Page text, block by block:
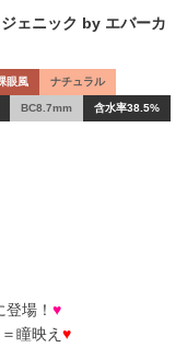
ェニック by エバーカ
眼風 ナチュラル
BC8.7mm 含水率38.5%
場！ ♥
瞳映え ♥